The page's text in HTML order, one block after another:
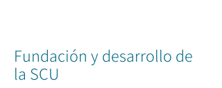
Fundación y desarrollo de
la SCU